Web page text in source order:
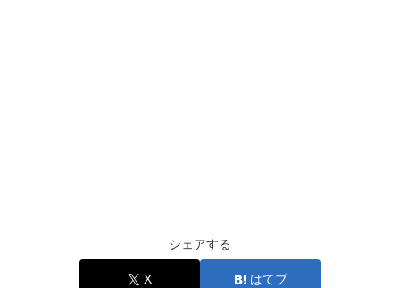
シェアする
X はてブ